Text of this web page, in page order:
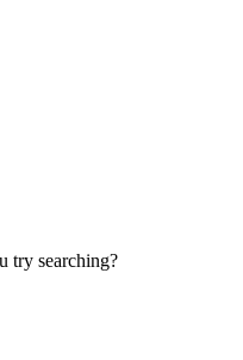
try searching?